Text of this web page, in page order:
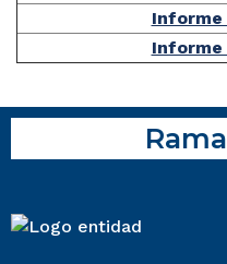
Informe
Informe